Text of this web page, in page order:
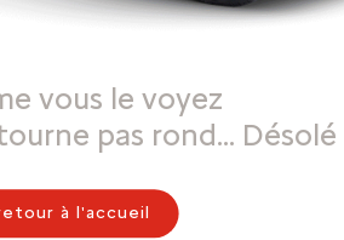
vous le voyez
pas rond… Désolé
à l'accueil